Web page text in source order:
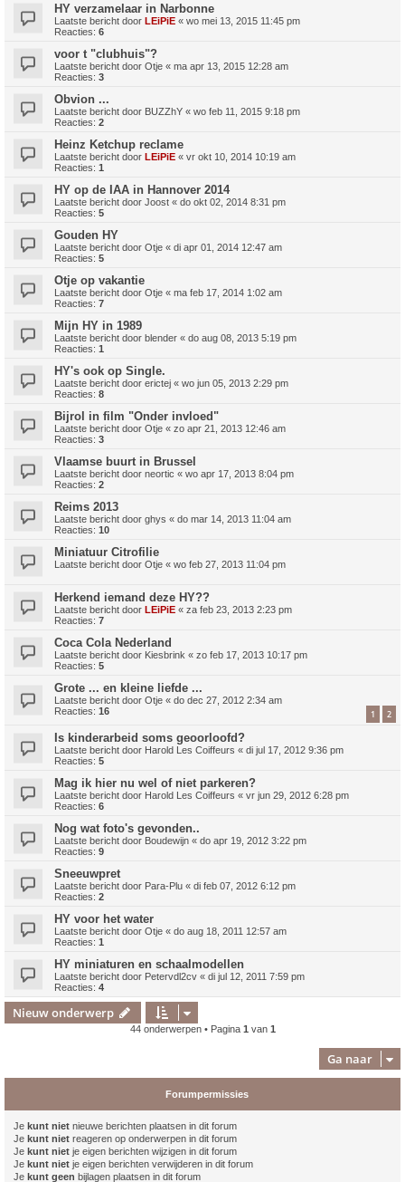
HY verzamelaar in Narbonne
Laatste bericht door LEiPiE « wo mei 13, 2015 11:45 pm
Reacties: 6
voor t "clubhuis"?
Laatste bericht door Otje « ma apr 13, 2015 12:28 am
Reacties: 3
Obvion ...
Laatste bericht door BUZZhY « wo feb 11, 2015 9:18 pm
Reacties: 2
Heinz Ketchup reclame
Laatste bericht door LEiPiE « vr okt 10, 2014 10:19 am
Reacties: 1
HY op de IAA in Hannover 2014
Laatste bericht door Joost « do okt 02, 2014 8:31 pm
Reacties: 5
Gouden HY
Laatste bericht door Otje « di apr 01, 2014 12:47 am
Reacties: 5
Otje op vakantie
Laatste bericht door Otje « ma feb 17, 2014 1:02 am
Reacties: 7
Mijn HY in 1989
Laatste bericht door blender « do aug 08, 2013 5:19 pm
Reacties: 1
HY's ook op Single.
Laatste bericht door erictej « wo jun 05, 2013 2:29 pm
Reacties: 8
Bijrol in film "Onder invloed"
Laatste bericht door Otje « zo apr 21, 2013 12:46 am
Reacties: 3
Vlaamse buurt in Brussel
Laatste bericht door neortic « wo apr 17, 2013 8:04 pm
Reacties: 2
Reims 2013
Laatste bericht door ghys « do mar 14, 2013 11:04 am
Reacties: 10
Miniatuur Citrofilie
Laatste bericht door Otje « wo feb 27, 2013 11:04 pm
Herkend iemand deze HY??
Laatste bericht door LEiPiE « za feb 23, 2013 2:23 pm
Reacties: 7
Coca Cola Nederland
Laatste bericht door Kiesbrink « zo feb 17, 2013 10:17 pm
Reacties: 5
Grote ... en kleine liefde ...
Laatste bericht door Otje « do dec 27, 2012 2:34 am
Reacties: 16 1 2
Is kinderarbeid soms geoorloofd?
Laatste bericht door Harold Les Coiffeurs « di jul 17, 2012 9:36 pm
Reacties: 5
Mag ik hier nu wel of niet parkeren?
Laatste bericht door Harold Les Coiffeurs « vr jun 29, 2012 6:28 pm
Reacties: 6
Nog wat foto's gevonden..
Laatste bericht door Boudewijn « do apr 19, 2012 3:22 pm
Reacties: 9
Sneeuwpret
Laatste bericht door Para-Plu « di feb 07, 2012 6:12 pm
Reacties: 2
HY voor het water
Laatste bericht door Otje « do aug 18, 2011 12:57 am
Reacties: 1
HY miniaturen en schaalmodellen
Laatste bericht door Petervdl2cv « di jul 12, 2011 7:59 pm
Reacties: 4
Nieuw onderwerp
44 onderwerpen • Pagina 1 van 1
Ga naar
Forumpermissies
Je kunt niet nieuwe berichten plaatsen in dit forum
Je kunt niet reageren op onderwerpen in dit forum
Je kunt niet je eigen berichten wijzigen in dit forum
Je kunt niet je eigen berichten verwijderen in dit forum
Je kunt geen bijlagen plaatsen in dit forum